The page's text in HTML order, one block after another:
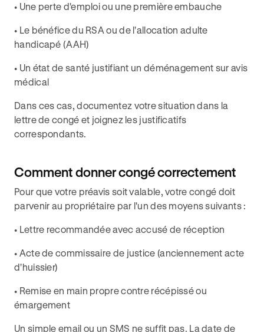
• Une perte d'emploi ou une première embauche
• Le bénéfice du RSA ou de l'allocation adulte
handicapé (AAH)
• Un état de santé justifiant un déménagement sur avis
médical
Dans ces cas, documentez votre situation dans la
lettre de congé et joignez les justificatifs
correspondants.
Comment donner congé correctement
Pour que votre préavis soit valable, votre congé doit
parvenir au propriétaire par l'un des moyens suivants :
• Lettre recommandée avec accusé de réception
• Acte de commissaire de justice (anciennement acte
d'huissier)
• Remise en main propre contre récépissé ou
émargement
Un simple email ou un SMS ne suffit pas. La date de